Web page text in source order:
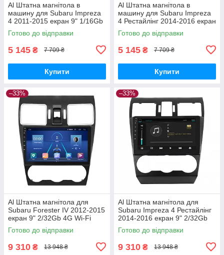
Al Штатна магнітола в
машину для Subaru Impreza
4 2011-2015 екран 9" 1/16Gb
Wi-Fi GPS Base
Готово до відправки
5 145 ₴ 7 709 ₴
Купити
Al Штатна магнітола в
машину для Subaru Impreza
4 Рестайлінг 2014-2016 екран
9" 1/16Gb Wi-Fi GPS Base
Готово до відправки
5 145 ₴ 7 709 ₴
Купити
–33%
Al Штатна магнітола для
Subaru Forester IV 2012-2015
екран 9" 2/32Gb 4G Wi-Fi
GPS Top Android
Готово до відправки
9 310 ₴ 13 948 ₴
–33%
Al Штатна магнітола для
Subaru Impreza 4 Рестайлінг
2014-2016 екран 9" 2/32Gb
4G Wi-Fi GPS Top Android
Готово до відправки
9 310 ₴ 13 948 ₴